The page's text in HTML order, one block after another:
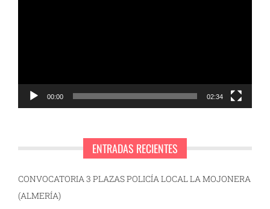
00:00 02:34
ENTRADAS RECIENTES
CONVOCATORIA 3 PLAZAS POLICÍA LOCAL LA MOJONERA
(ALMERÍA)